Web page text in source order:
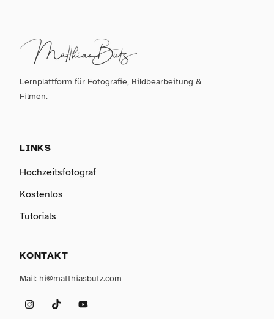
Lernplattform für Fotografie, Bildbearbeitung &
Filmen.
LINKS
Hochzeitsfotograf
Kostenlos
Tutorials
KONTAKT
Mail: hi@matthiasbutz.com
InstagramTikTokYouTube